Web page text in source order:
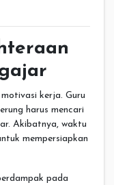
kerja. Guru
harus mencari
Akibatnya, waktu
mempersiapkan
pada